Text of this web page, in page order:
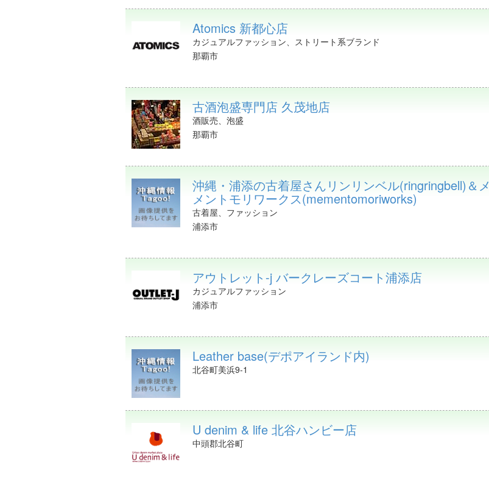
Atomics 新都心店
カジュアルファッション、ストリート系ブランド
那覇市
古酒泡盛専門店 久茂地店
酒販売、泡盛
那覇市
沖縄・浦添の古着屋さんリンリンベル(ringringbell)＆メ
メントモリワークス(mementomoriworks)
古着屋、ファッション
浦添市
アウトレット-j バークレーズコート浦添店
カジュアルファッション
浦添市
Leather base(デポアイランド内)
北谷町美浜9-1
U denim & life 北谷ハンビー店
中頭郡北谷町